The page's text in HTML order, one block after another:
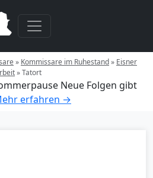
» Kommissare im Ruhestand» Eisner
»Tatort
Neue Folgen gibt
erfahren →